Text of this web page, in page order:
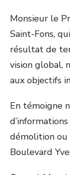
Monsieur le
Saint-Fons,
résultat de
vision global,
aux objectifs
En témoigne
démolition ou
Boulevard